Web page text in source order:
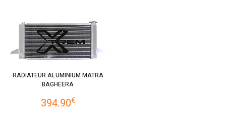
RADIATEUR ALUMINIUM MATRA
BAGHEERA
394.90€